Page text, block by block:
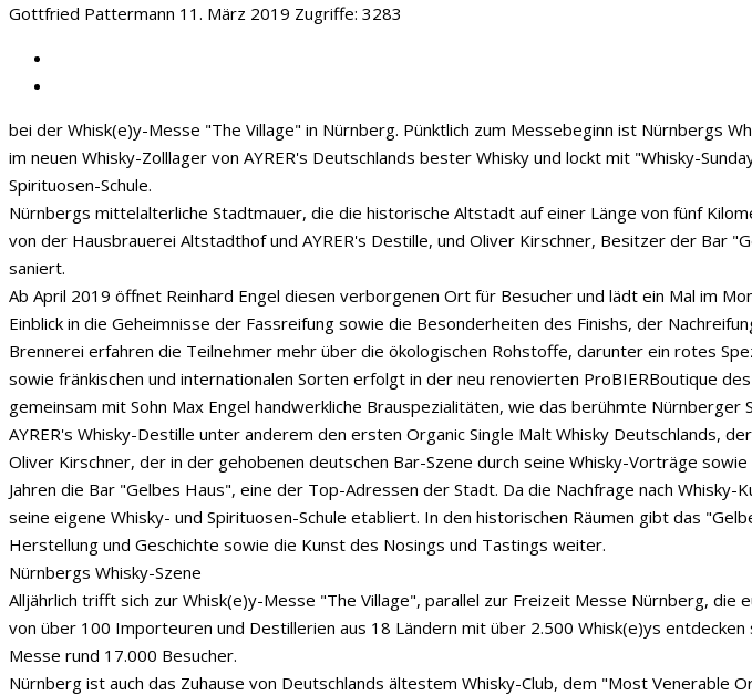
Gottfried Pattermann 11. März 2019 Zugriffe: 3283
bei der Whisk(e)y-Messe "The Village" in Nürnberg. Pünktlich zum Messebeginn ist Nürnbergs
im neuen Whisky-Zolllager von AYRER's Deutschlands bester Whisky und lockt mit "Whisky-
Spirituosen-Schule.
Nürnbergs mittelalterliche Stadtmauer, die die historische Altstadt auf einer Länge von fünf
von der Hausbrauerei Altstadthof und AYRER's Destille, und Oliver Kirschner, Besitzer der Bar
saniert.
Ab April 2019 öffnet Reinhard Engel diesen verborgenen Ort für Besucher und lädt ein Mal im
Einblick in die Geheimnisse der Fassreifung sowie die Besonderheiten des Finishs, der
Brennerei erfahren die Teilnehmer mehr über die ökologischen Rohstoffe, darunter ein rotes
sowie fränkischen und internationalen Sorten erfolgt in der neu renovierten ProBIERBoutique
gemeinsam mit Sohn Max Engel handwerkliche Brauspezialitäten, wie das berühmte
AYRER's Whisky-Destille unter anderem den ersten Organic Single Malt Whisky Deutschlands,
Oliver Kirschner, der in der gehobenen deutschen Bar-Szene durch seine Whisky-Vorträge
Jahren die Bar "Gelbes Haus", eine der Top-Adressen der Stadt. Da die Nachfrage nach
seine eigene Whisky- und Spirituosen-Schule etabliert. In den historischen Räumen gibt das
Herstellung und Geschichte sowie die Kunst des Nosings und Tastings weiter.
Nürnbergs Whisky-Szene
Alljährlich trifft sich zur Whisk(e)y-Messe "The Village", parallel zur Freizeit Messe Nürnberg,
von über 100 Importeuren und Destillerien aus 18 Ländern mit über 2.500 Whisk(e)ys
Messe rund 17.000 Besucher.
Nürnberg ist auch das Zuhause von Deutschlands ältestem Whisky-Club, dem "Most